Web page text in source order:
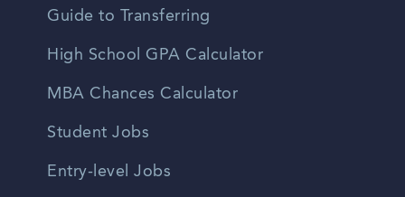
Guide to Transferring
High School GPA Calculator
MBA Chances Calculator
Student Jobs
Entry-level Jobs